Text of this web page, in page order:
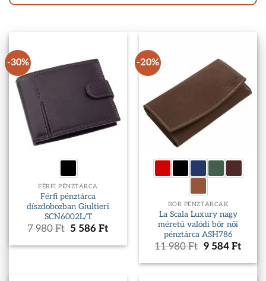
-30%
FÉRFI PÉNZTÁRCA
Férfi pénztárca
díszdobozban Giultieri
SCN6002L/T
7 980Ft Original
was:
5 586Ft
is:
586 Ft.
-20%
BŐR PÉNZTÁRCÁK
La Scala Luxury nagy
méretű valódi bőr női
pénztárca ASH786
11 980Ft Original
was:
9 584 Ft
is: